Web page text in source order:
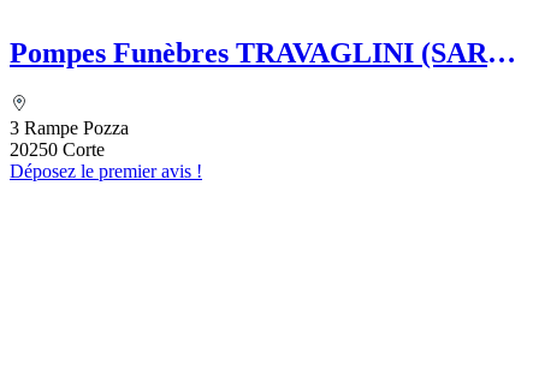
Pompes Funèbres TRAVAGLINI (SARL)
secondaire Grégoire TRAVAGLINI
3 Rampe Pozza
20250 Corte
Déposez le premier avis !